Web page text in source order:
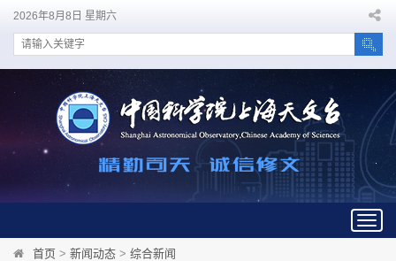
2026年8月8日 星期六
首页 > 新闻动态 > 综合新闻